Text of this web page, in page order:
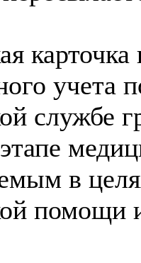
учета
службе
в
помощи